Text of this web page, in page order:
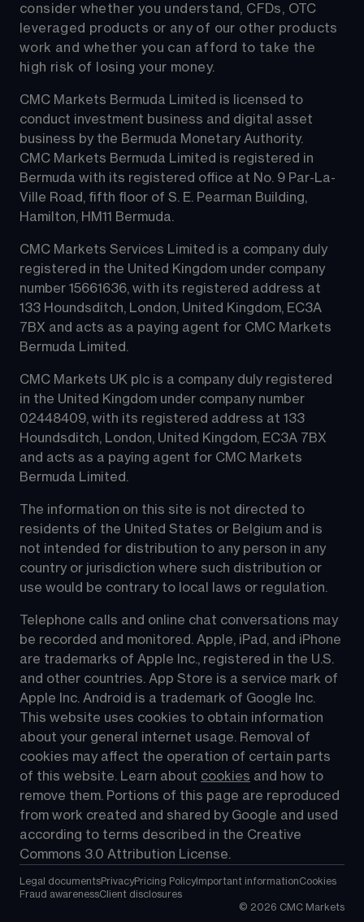
consider whether you understand, CFDs, OTC
leveraged products or any of our other products
work and whether you can afford to take the
high risk of losing your money.
CMC Markets Bermuda Limited is licensed to
conduct investment business and digital asset
business by the Bermuda Monetary Authority.
CMC Markets Bermuda Limited is registered in
Bermuda with its registered office at No. 9 Par-La-
Ville Road, fifth floor of S. E. Pearman Building,
Hamilton, HM11 Bermuda.
CMC Markets Services Limited is a company duly
registered in the United Kingdom under company
number 15661636, with its registered address at
133 Houndsditch, London, United Kingdom, EC3A
7BX and acts as a paying agent for CMC Markets
Bermuda Limited.
CMC Markets UK plc is a company duly registered
in the United Kingdom under company number
02448409, with its registered address at 133
Houndsditch, London, United Kingdom, EC3A 7BX
and acts as a paying agent for CMC Markets
Bermuda Limited.
The information on this site is not directed to
residents of the United States or Belgium and is
not intended for distribution to any person in any
country or jurisdiction where such distribution or
use would be contrary to local laws or regulation.
Telephone calls and online chat conversations may
be recorded and monitored. Apple, iPad, and iPhone
are trademarks of Apple Inc., registered in the U.S.
and other countries. App Store is a service mark of
Apple Inc. Android is a trademark of Google Inc.
This website uses cookies to obtain information
about your general internet usage. Removal of
cookies may affect the operation of certain parts
of this website. Learn about cookies and how to
remove them. Portions of this page are reproduced
from work created and shared by Google and used
according to terms described in the Creative
Commons 3.0 Attribution License.
Legal documentsPrivacyPricing PolicyImportant informationCookies
Fraud awarenessClient disclosures
© 2026 CMC Markets